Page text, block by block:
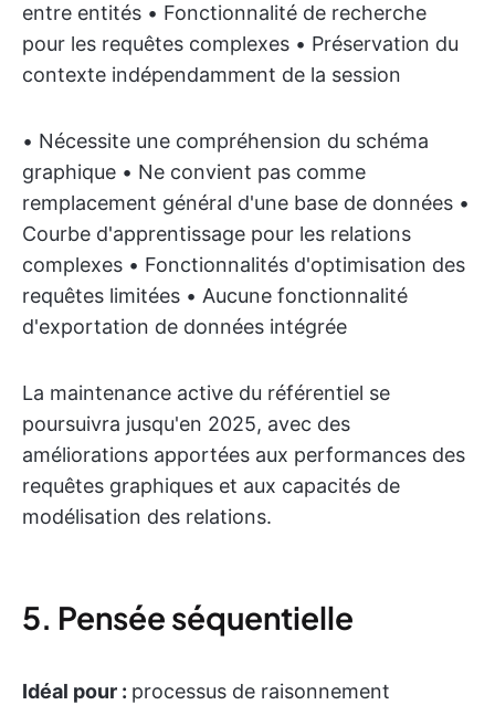
entre entités • Fonctionnalité de recherche
pour les requêtes complexes • Préservation du
contexte indépendamment de la session
• Nécessite une compréhension du schéma
graphique • Ne convient pas comme
remplacement général d'une base de données •
Courbe d'apprentissage pour les relations
complexes • Fonctionnalités d'optimisation des
requêtes limitées • Aucune fonctionnalité
d'exportation de données intégrée
La maintenance active du référentiel se
poursuivra jusqu'en 2025, avec des
améliorations apportées aux performances des
requêtes graphiques et aux capacités de
modélisation des relations.
5. Pensée séquentielle
Idéal pour : processus de raisonnement